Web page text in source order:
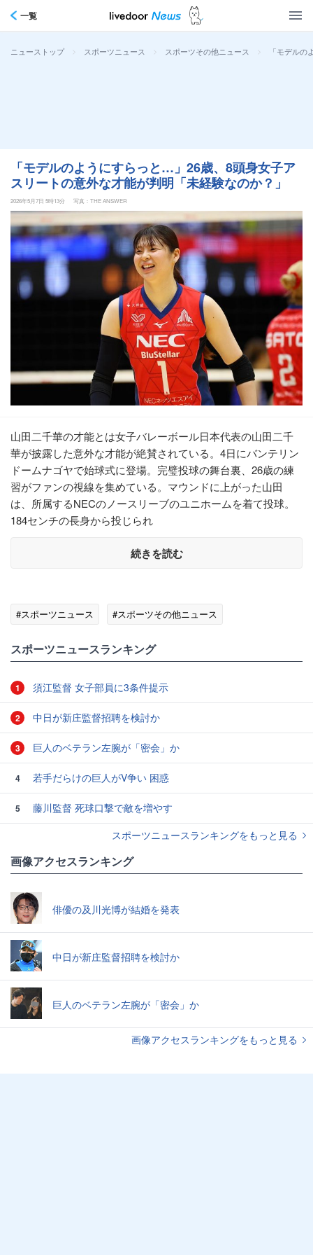
一覧
ニューストップ > スポーツニュース > スポーツその他ニュース > 「モデル
「モデルのようにすらっと…」26歳、8頭身女子ア
スリートの意外な才能が判明「未経験なのか？」
2026年5月7日 5時13分 写真：THE ANSWER
山田二千華の才能とは女子バレーボール日本代表の山田二千
華が披露した意外な才能が絶賛されている。4日にバンテリン
ドームナゴヤで始球式に登場。完璧投球の舞台裏、26歳の練
習がファンの視線を集めている。マウンドに上がった山田
は、所属するNECのノースリーブのユニホームを着て投球。
184センチの長身から投じられ
続きを読む
#スポーツニュース #スポーツその他ニュース
スポーツニュースランキング
1 須江監督 女子部員に3条件提示
2 中日が新庄監督招聘を検討か
3 巨人のベテラン左腕が「密会」か
4 若手だらけの巨人がV争い 困惑
5
藤川監督 死球口撃で敵を増やす
スポーツニュースランキングをもっと見る
画像アクセスランキング
俳優の及川光博が結婚を発表
中日が新庄監督招聘を検討か
巨人のベテラン左腕が「密会」か
画像アクセスランキングをもっと見る